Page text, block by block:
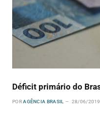
Déficit primário do
POR AGÊNCIA BRASIL 28/06/2019